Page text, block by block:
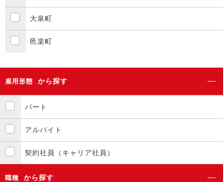
大泉町
邑楽町
雇用形態 から探す
パート
アルバイト
契約社員（キャリア社員）
職種 から探す